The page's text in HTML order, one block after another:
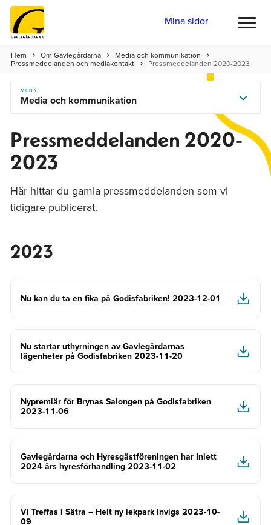
Mina sidor
Hem Om Gavlegårdarna Media och kommunikation
Pressmeddelanden och mediakontakt Pressmeddelanden 2020-2023
MENY
Media och kommunikation
Pressmeddelanden 2020-
2023
Här hittar du gamla pressmeddelanden som vi
tidigare publicerat.
2023
Nu kan du ta en fika på Godisfabriken! 2023-12-01
Nu startar uthyrningen av Gavlegårdarnas
lägenheter på Godisfabriken 2023-11-20
Nypremiär för Brynas Salongen på Godisfabriken
2023-11-06
Gavlegårdarna och Hyresgästföreningen har Inlett
2024 års hyresförhandling 2023-11-02
Vi Treffas i Sätra – Helt ny lekpark invigs 2023-10-
09